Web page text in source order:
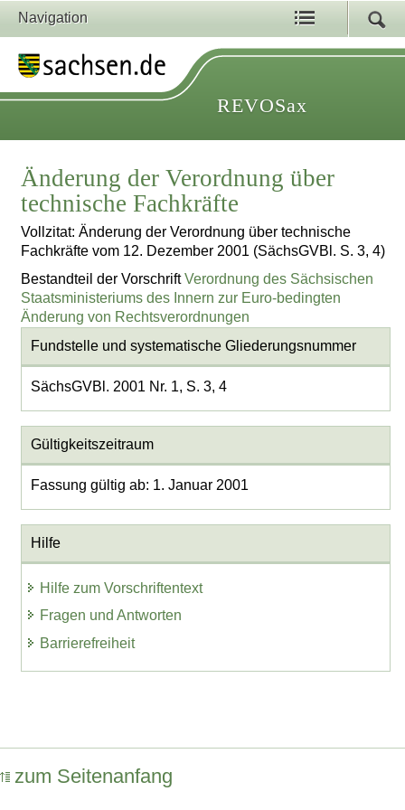
Navigation
REVOSax
Änderung der Verordnung über
technische Fachkräfte
Vollzitat: Änderung der Verordnung über technische
Fachkräfte vom 12. Dezember 2001 (SächsGVBl. S. 3, 4)
Bestandteil der VorschriftVerordnung des Sächsischen
Staatsministeriums des Innern zur Euro-bedingten
Änderung von Rechtsverordnungen
Fundstelle und systematische Gliederungsnummer
SächsGVBl. 2001 Nr. 1, S. 3, 4
Gültigkeitszeitraum
Fassung gültig ab: 1. Januar 2001
Hilfe
Hilfe zum Vorschriftentext
Fragen und Antworten
Barrierefreiheit
zum Seitenanfang